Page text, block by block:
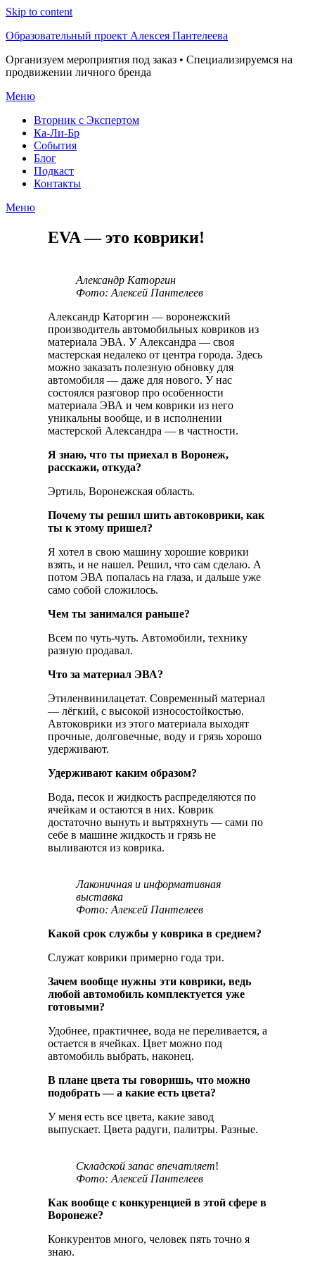
Skip to content
Образовательный проект Алексея Пантелеева
Организуем мероприятия под заказ • Специализируемся на
продвижении личного бренда
Меню
Вторник с Экспертом
Ка-Ли-Бр
События
Блог
Подкаст
Контакты
Меню
EVA — это коврики!
Александр Каторгин
Фото: Алексей Пантелеев
Александр Каторгин — воронежский
производитель автомобильных ковриков из
материала ЭВА. У Александра — своя
мастерская недалеко от центра города. Здесь
можно заказать полезную обновку для
автомобиля — даже для нового. У нас
состоялся разговор про особенности
материала ЭВА и чем коврики из него
уникальны вообще, и в исполнении
мастерской Александра — в частности.
Я знаю, что ты приехал в Воронеж,
расскажи, откуда?
Эртиль, Воронежская область.
Почему ты решил шить автоковрики, как
ты к этому пришел?
Я хотел в свою машину хорошие коврики
взять, и не нашел. Решил, что сам сделаю. А
потом ЭВА попалась на глаза, и дальше уже
само собой сложилось.
Чем ты занимался раньше?
Всем по чуть-чуть. Автомобили, технику
разную продавал.
Что за материал ЭВА?
Этиленвинилацетат. Современный материал
— лёгкий, с высокой износостойкостью.
Автоковрики из этого материала выходят
прочные, долговечные, воду и грязь хорошо
удерживают.
Удерживают каким образом?
Вода, песок и жидкость распределяются по
ячейкам и остаются в них. Коврик
достаточно вынуть и вытряхнуть — сами по
себе в машине жидкость и грязь не
выливаются из коврика.
Лаконичная и информативная
выставка
Фото: Алексей Пантелеев
Какой срок службы у коврика в среднем?
Служат коврики примерно года три.
Зачем вообще нужны эти коврики, ведь
любой автомобиль комплектуется уже
готовыми?
Удобнее, практичнее, вода не переливается, а
остается в ячейках. Цвет можно под
автомобиль выбрать, наконец.
В плане цвета ты говоришь, что можно
подобрать — а какие есть цвета?
У меня есть все цвета, какие завод
выпускает. Цвета радуги, палитры. Разные.
Складской запас впечатляет!
Фото: Алексей Пантелеев
Как вообще с конкуренцией в этой сфере в
Воронеже?
Конкурентов много, человек пять точно я
знаю.